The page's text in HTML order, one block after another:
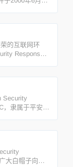
的互联网环
Response
Security
，隶属于平安科
大白帽子向我